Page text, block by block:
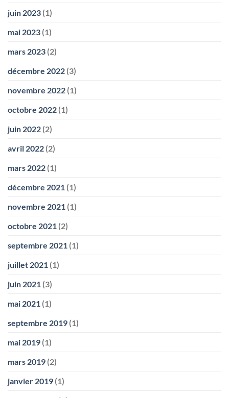
juin 2023 (1)
mai 2023 (1)
mars 2023 (2)
décembre 2022 (3)
novembre 2022 (1)
octobre 2022 (1)
juin 2022 (2)
avril 2022 (2)
mars 2022 (1)
décembre 2021 (1)
novembre 2021 (1)
octobre 2021 (2)
septembre 2021 (1)
juillet 2021 (1)
juin 2021 (3)
mai 2021 (1)
septembre 2019 (1)
mai 2019 (1)
mars 2019 (2)
janvier 2019 (1)